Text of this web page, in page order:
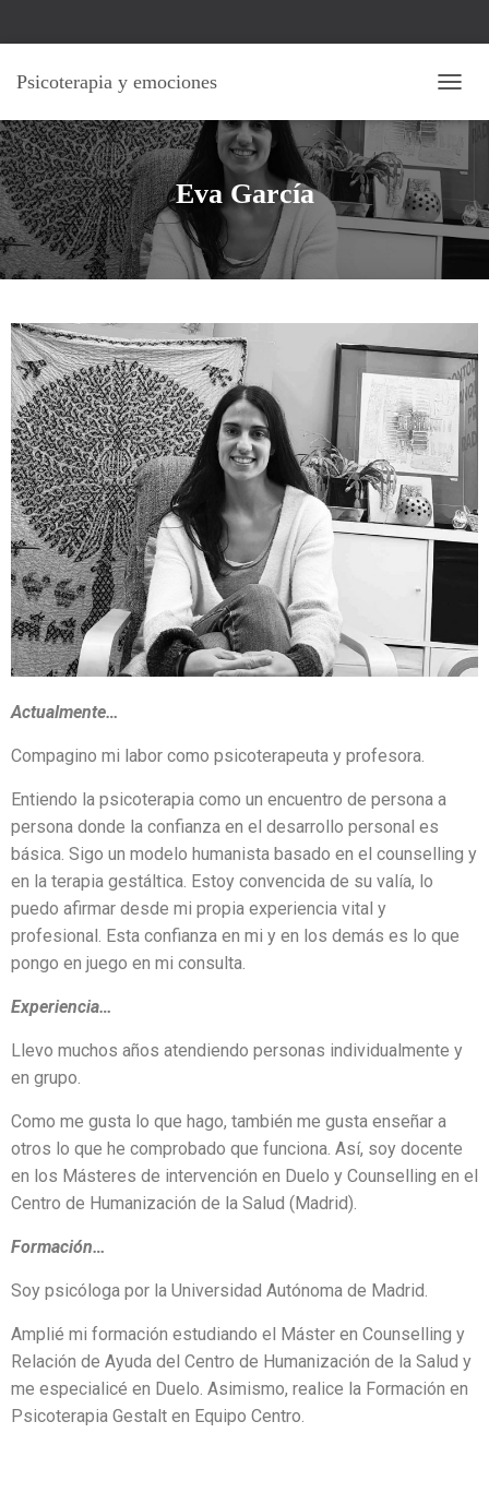
Psicoterapia y emociones
A
R
D
N
E
G
Ó
Eva García
Actualmente…
Compagino mi labor como psicoterapeuta y profesora.
Entiendo la psicoterapia como un encuentro de persona a
persona donde la confianza en el desarrollo personal es
básica. Sigo un modelo humanista basado en el counselling y
en la terapia gestáltica. Estoy convencida de su valía, lo
puedo afirmar desde mi propia experiencia vital y
profesional. Esta confianza en mi y en los demás es lo que
pongo en juego en mi consulta.
Experiencia…
Llevo muchos años atendiendo personas individualmente y
en grupo.
Como me gusta lo que hago, también me gusta enseñar a
otros lo que he comprobado que funciona. Así, soy docente
en los Másteres de intervención en Duelo y Counselling en el
Centro de Humanización de la Salud (Madrid).
Formación…
Soy psicóloga por la Universidad Autónoma de Madrid.
Amplié mi formación estudiando el Máster en Counselling y
Relación de Ayuda del Centro de Humanización de la Salud y
me especialicé en Duelo. Asimismo, realice la Formación en
Psicoterapia Gestalt en Equipo Centro.